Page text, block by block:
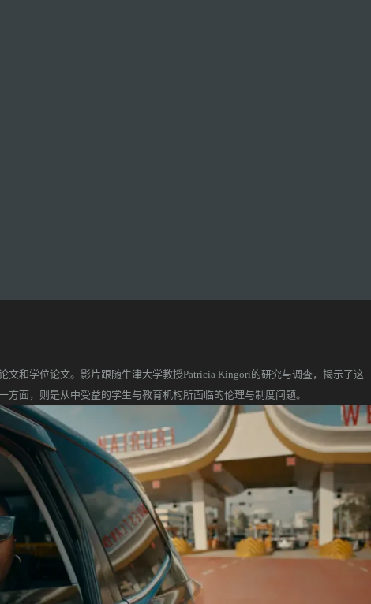
和学位论文。影片跟随牛津大学教授Patricia Kingori的研究与调查，揭示了这
面，则是从中受益的学生与教育机构所面临的伦理与制度问题。